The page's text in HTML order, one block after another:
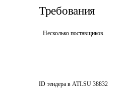
Требования
Несколько поставщиков
ID тендера в ATI.SU 38832